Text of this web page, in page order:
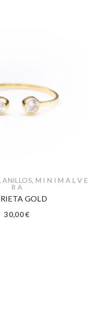
,ANILLOS, M I N I M A L V E
R A
GOLD
30,00€